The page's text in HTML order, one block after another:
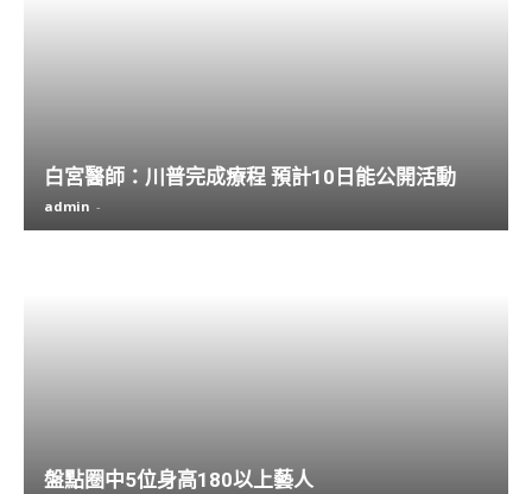
白宮醫師：川普完成療程 預計10日能公開活動
admin -
盤點圈中5位身高180以上藝人